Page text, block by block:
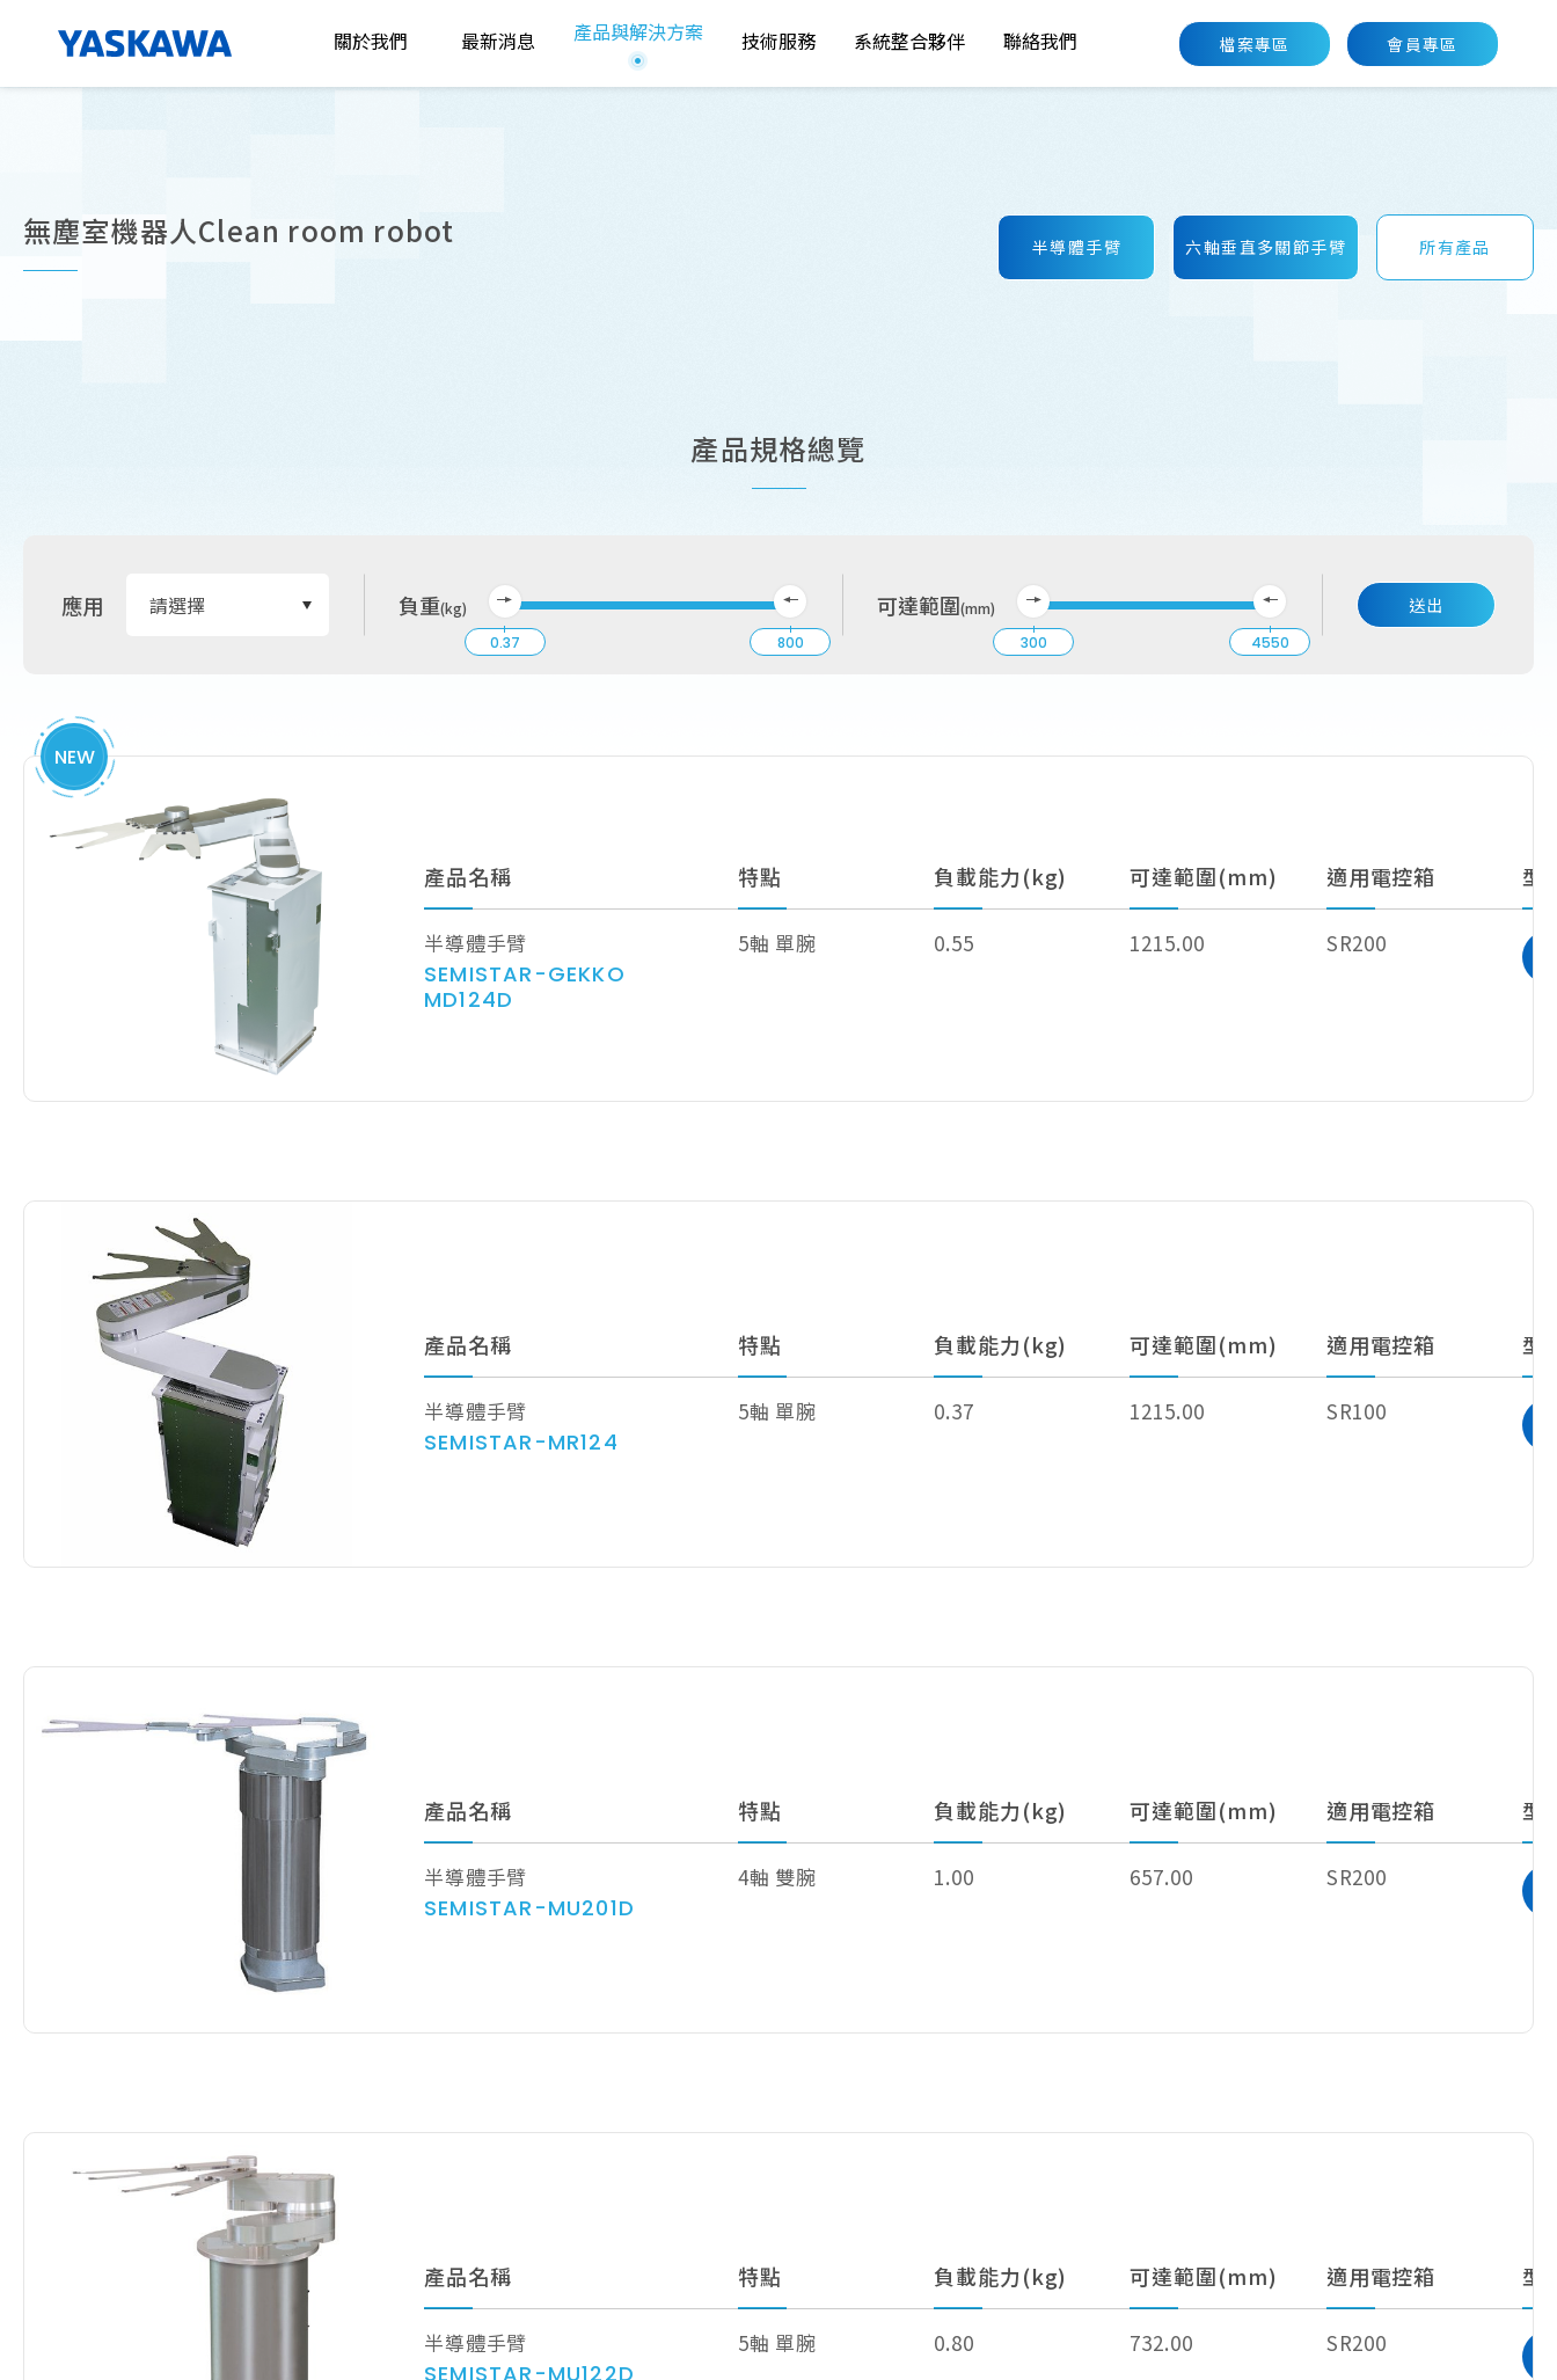
關於我們
台灣安川電機
介紹
最新消息 產品與解決方案 技術服務
常見問題
系統整合夥伴 聯絡我們 檔案專區 會員專區
無塵室機器人Clean room robot 半導體手臂 六軸垂直多關節手臂 所有產品
產品規格總覽
應用 負重(kg)
0.37
800
可達範圍(mm)
300
4550
送出
NEW
產品名稱
半導體手臂
SEMISTAR-GEKKO
MD124D
特點
5軸 單腕
負載能力(kg)
0.55
可達範圍(mm)
1215.00
適用電控箱
SR200
型
產品名稱
半導體手臂
SEMISTAR-MR124
特點
5軸 單腕
負載能力(kg)
0.37
可達範圍(mm)
1215.00
適用電控箱
SR100
型
產品名稱
半導體手臂
SEMISTAR-MU201D
特點
4軸 雙腕
負載能力(kg)
1.00
可達範圍(mm)
657.00
適用電控箱
SR200
型
產品名稱
半導體手臂
SEMISTAR-MU122D
特點
5軸 單腕
負載能力(kg)
0.80
可達範圍(mm)
732.00
適用電控箱
SR200
型